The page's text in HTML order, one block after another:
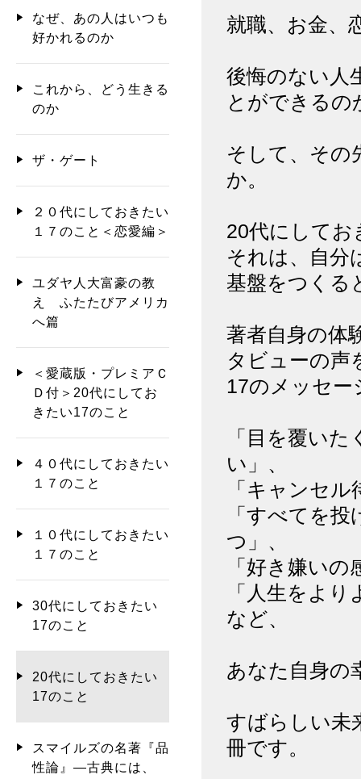
就職、お金、
後悔のない人
とができるの
そして、その
か。
20代にしてお
それは、自分
基盤をつくる
著者自身の体
タビューの声
17のメッセ
「目を覆い
い」、
「キャンセ
「すべてを
つ」、
「好き嫌い
「人生をよ
など、
あなた自身の
すばらしい未
冊です。
なぜ、あの人はいつも
好かれるのか
これから、どう生きる
のか
ザ・ゲート
２０代にしておきたい
１７のこと＜恋愛編＞
ユダヤ人大富豪の教
え ふたたびアメリカ
へ篇
＜愛蔵版・プレミアＣ
Ｄ付＞20代にしてお
きたい17のこと
４０代にしておきたい
１７のこと
１０代にしておきたい
１７のこと
30代にしておきたい
17のこと
20代にしておきたい
17のこと
スマイルズの名著『品
性論』―古典には、